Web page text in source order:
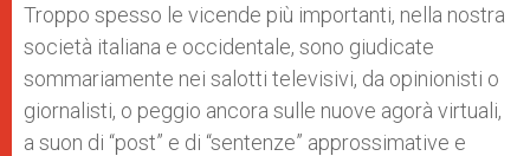
Troppo spesso le vicende più importanti, nella nostra
società italiana e occidentale, sono giudicate
sommariamente nei salotti televisivi, da opinionisti o
giornalisti, o peggio ancora sulle nuove agorà virtuali,
a suon di “post” e di “sentenze” approssimative e